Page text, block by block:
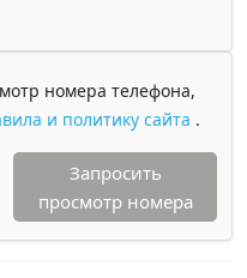
номера телефона,
и политику сайта .
Запросить
просмотр номера